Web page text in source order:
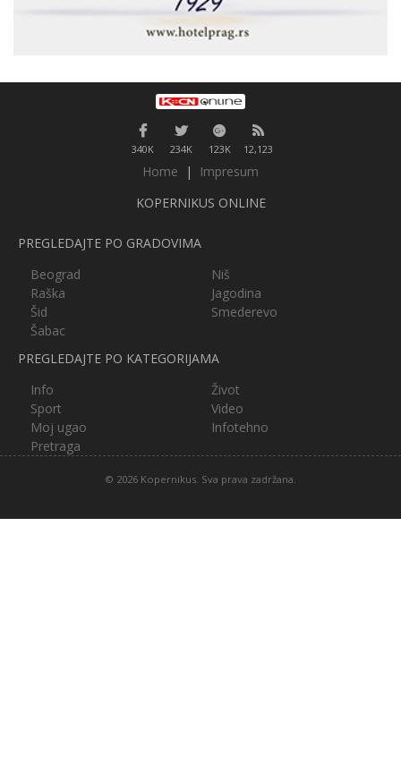
340K 234K 123K 12,123
Home |
Impresum
KOPERNIKUS ONLINE
PREGLEDAJTE PO GRADOVIMA
Beograd
Niš
Raška
Jagodina
Šid
Smederevo
Šabac
PREGLEDAJTE PO KATEGORIJAMA
Info
Život
Sport
Video
Moj ugao
Infotehno
Pretraga
© 2026 Kopernikus. Sva prava zadržana.